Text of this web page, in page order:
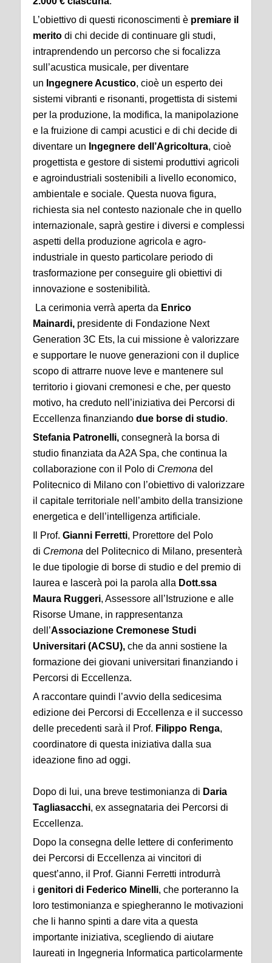
L’obiettivo di questi riconoscimenti è premiare il
merito di chi decide di continuare gli studi,
intraprendendo un percorso che si focalizza
sull’acustica musicale, per diventare
un Ingegnere Acustico, cioè un esperto dei
sistemi vibranti e risonanti, progettista di sistemi
per la produzione, la modifica, la manipolazione
e la fruizione di campi acustici e di chi decide di
diventare un Ingegnere dell’Agricoltura, cioè
progettista e gestore di sistemi produttivi agricoli
e agroindustriali sostenibili a livello economico,
ambientale e sociale. Questa nuova figura,
richiesta sia nel contesto nazionale che in quello
internazionale, saprà gestire i diversi e complessi
aspetti della produzione agricola e agro-
industriale in questo particolare periodo di
trasformazione per conseguire gli obiettivi di
innovazione e sostenibilità.
La cerimonia verrà aperta da Enrico
Mainardi, presidente di Fondazione Next
Generation 3C Ets, la cui missione è valorizzare
e supportare le nuove generazioni con il duplice
scopo di attrarre nuove leve e mantenere sul
territorio i giovani cremonesi e che, per questo
motivo, ha creduto nell’iniziativa dei Percorsi di
Eccellenza finanziando due borse di studio.
Stefania Patronelli, consegnerà la borsa di
studio finanziata da A2A Spa, che continua la
collaborazione con il Polo di Cremona del
Politecnico di Milano con l’obiettivo di valorizzare
il capitale territoriale nell’ambito della transizione
energetica e dell’intelligenza artificiale.
Il Prof. Gianni Ferretti, Prorettore del Polo
di Cremona del Politecnico di Milano, presenterà
le due tipologie di borse di studio e del premio di
laurea e lascerà poi la parola alla Dott.ssa
Maura Ruggeri, Assessore all’Istruzione e alle
Risorse Umane, in rappresentanza
dell’Associazione Cremonese Studi
Universitari (ACSU), che da anni sostiene la
formazione dei giovani universitari finanziando i
Percorsi di Eccellenza.
A raccontare quindi l’avvio della sedicesima
edizione dei Percorsi di Eccellenza e il successo
delle precedenti sarà il Prof. Filippo Renga,
coordinatore di questa iniziativa dalla sua
ideazione fino ad oggi.
Dopo di lui, una breve testimonianza di Daria
Tagliasacchi, ex assegnataria dei Percorsi di
Eccellenza.
Dopo la consegna delle lettere di conferimento
dei Percorsi di Eccellenza ai vincitori di
quest’anno, il Prof. Gianni Ferretti introdurrà
i genitori di Federico Minelli, che porteranno la
loro testimonianza e spiegheranno le motivazioni
che li hanno spinti a dare vita a questa
importante iniziativa, scegliendo di aiutare
laureati in Ingegneria Informatica particolarmente